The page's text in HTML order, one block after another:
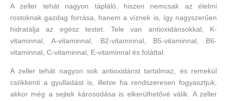
A zeller tehát nagyon tápláló, hiszen nemcsak az élelmi
rostoknak gazdag forrása, hanem a víznek is, így nagyszerűen
hidratálja az egész testet. Tele van antioxidánsokkal, K-
vitaminnal, A-vitaminnal, B2-vitaminnal, B5-vitaminnal, B6-
vitaminnal, C-vitaminnal, E-vitaminnal és foláttal.
A zeller tehát nagyon sok antioxidánst tartalmaz, és remekül
csökkenti a gyulladást is, illetve ha rendszeresen fogyasztjuk,
akkor még a sejtek károsodása is elkerülhetővé válik. A zeller